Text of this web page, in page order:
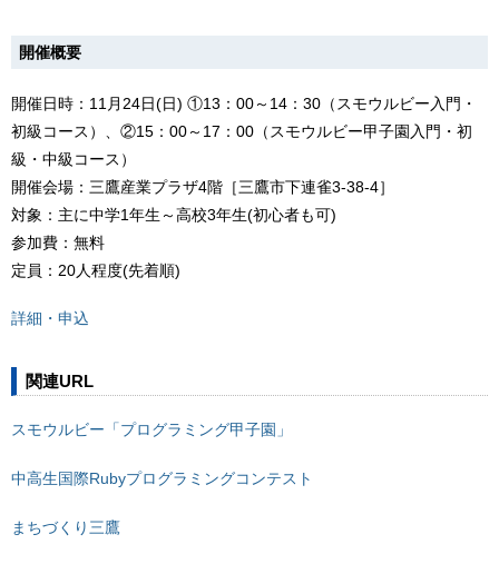
開催概要
開催日時：11月24日(日) ①13：00～14：30（スモウルビー入門・
初級コース）、②15：00～17：00（スモウルビー甲子園入門・初
級・中級コース）
開催会場：三鷹産業プラザ4階［三鷹市下連雀3-38-4］
対象：主に中学1年生～高校3年生(初心者も可)
参加費：無料
定員：20人程度(先着順)
詳細・申込
関連URL
スモウルビー「プログラミング甲子園」
中高生国際Rubyプログラミングコンテスト
まちづくり三鷹